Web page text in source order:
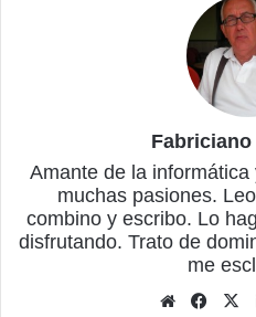
Fabriciano
Amante de la
muchas pasiones.
combino y escribo. Lo
disfrutando. Trato de
me
Sitio